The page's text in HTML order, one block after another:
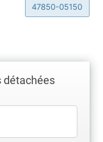
47850-05150
détachées